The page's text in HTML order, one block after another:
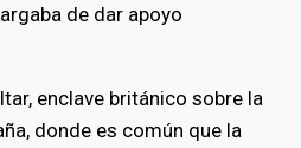
de dar apoyo
enclave británico sobre la
donde es común que la